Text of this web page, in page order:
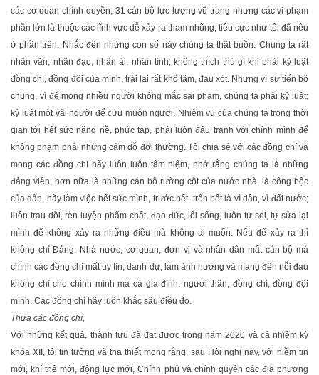
các cơ quan chính quyền, 31 cán bộ lực lượng vũ trang nhưng các vi phạm
phần lớn là thuộc các lĩnh vực dễ xảy ra tham nhũng, tiêu cực như tôi đã nêu
ở phần trên. Nhắc đến những con số này chúng ta thật buồn. Chúng ta rất
nhân văn, nhân đạo, nhân ái, nhân tình; không thích thú gì khi phải kỷ luật
đồng chí, đồng đội của mình, trái lại rất khổ tâm, đau xót. Nhưng vì sự tiến bộ
chung, vì để mong nhiều người không mắc sai phạm, chúng ta phải kỷ luật;
kỷ luật một vài người để cứu muôn người. Nhiệm vụ của chúng ta trong thời
gian tới hết sức nặng nề, phức tạp, phải luôn đấu tranh với chính mình để
không phạm phải những cám dỗ đời thường. Tôi chia sẻ với các đồng chí và
mong các đồng chí hãy luôn luôn tâm niệm, nhớ rằng chúng ta là những
đảng viên, hơn nữa là những cán bộ rường cột của nước nhà, là công bộc
của dân, hãy làm việc hết sức mình, trước hết, trên hết là vì dân, vì đất nước;
luôn trau dồi, rèn luyện phẩm chất, đạo đức, lối sống, luôn tự soi, tự sửa lại
mình để không xảy ra những điều mà không ai muốn. Nếu để xảy ra thì
không chỉ Ðảng, Nhà nước, cơ quan, đơn vị và nhân dân mất cán bộ mà
chính các đồng chí mất uy tín, danh dự, làm ảnh hưởng và mang đến nỗi đau
không chỉ cho chính mình mà cả gia đình, người thân, đồng chí, đồng đội
mình. Các đồng chí hãy luôn khắc sâu điều đó.
Thưa các đồng chí,
Với những kết quả, thành tựu đã đạt được trong năm 2020 và cả nhiệm kỳ
khóa XII, tôi tin tưởng và tha thiết mong rằng, sau Hội nghị này, với niềm tin
mới, khí thế mới, động lực mới, Chính phủ và chính quyền các địa phương